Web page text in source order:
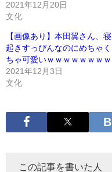
2021年12月20日
文化
【画像あり】本田翼さん、寝
起きすっぴんなのにめちゃく
ちゃ可愛いｗｗｗｗｗｗｗｗ
2021年12月3日
文化
この記事を書いた人